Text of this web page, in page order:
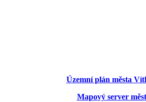
Územní plán města
Mapový server